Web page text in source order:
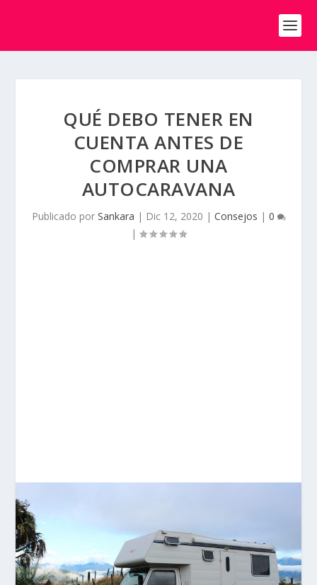
QUÉ DEBO TENER EN
CUENTA ANTES DE
COMPRAR UNA
AUTOCARAVANA
Publicado por Sankara | Dic 12, 2020 | Consejos | 0
|